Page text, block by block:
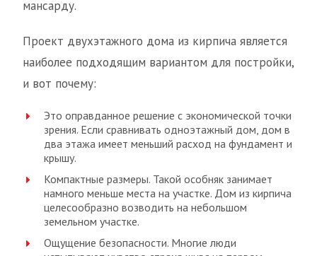
мансарду.
Проект двухэтажного дома из кирпича является
наиболее подходящим вариантом для постройки,
и вот почему:
Это оправданное решение с экономической точки
зрения. Если сравнивать одноэтажный дом, дом в
два этажа имеет меньший расход на фундамент и
крышу.
Компактные размеры. Такой особняк занимает
намного меньше места на участке. Дом из кирпича
целесообразно возводить на небольшом
земельном участке.
Ощущение безопасности. Многие люди